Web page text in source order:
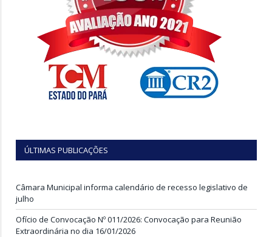
ÚLTIMAS PUBLICAÇÕES
Câmara Municipal informa calendário de recesso legislativo de
julho
Ofício de Convocação Nº 011/2026: Convocação para Reunião
Extraordinária no dia 16/01/2026